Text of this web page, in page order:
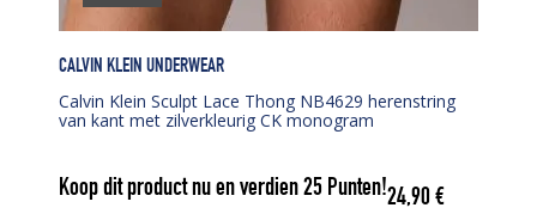
CALVIN KLEIN UNDERWEAR
Calvin Klein Sculpt Lace Thong NB4629 herenstring
van kant met zilverkleurig CK monogram
Koop dit product nu en verdien25 Punten!24,90€